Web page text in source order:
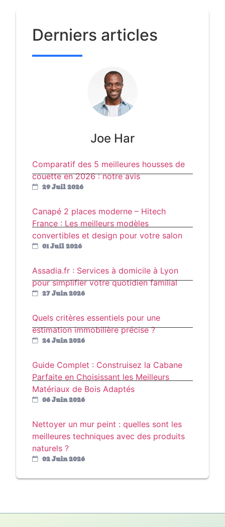
Derniers articles
Joe Har
Comparatif des 5 meilleures housses de
couette en 2026 : notre avis
29 Juil 2026
Canapé 2 places moderne – Hitech
France : Les meilleurs modèles
convertibles et design pour votre salon
01 Juil 2026
Assadia.fr : Services à domicile à Lyon
pour simplifier votre quotidien familial
27 Juin 2026
Quels critères essentiels pour une
estimation immobilière précise ?
24 Juin 2026
Guide Complet : Construisez la Cabane
Parfaite en Choisissant les Meilleurs
Matériaux de Bois Adaptés
06 Juin 2026
Nettoyer un mur peint : quelles sont les
meilleures techniques avec des produits
naturels ?
02 Juin 2026